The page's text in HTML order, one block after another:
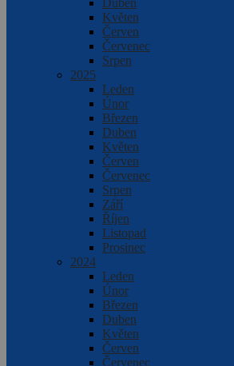
Duben
Květen
Červen
Červenec
Srpen
2025
Leden
Únor
Březen
Duben
Květen
Červen
Červenec
Srpen
Září
Říjen
Listopad
Prosinec
2024
Leden
Únor
Březen
Duben
Květen
Červen
Červenec